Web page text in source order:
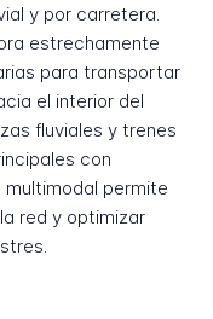
y por carretera.
estrechamente
para transportar
el interior del
fluviales y trenes
con
permite
red y optimizar